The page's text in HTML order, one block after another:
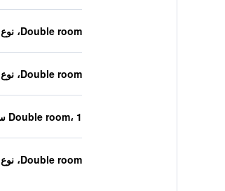
Double room، نوع السرير غير معروف
Double room، نوع السرير غير معروف
Double room، 1 سرير توأم
Double room، نوع السرير غير معروف